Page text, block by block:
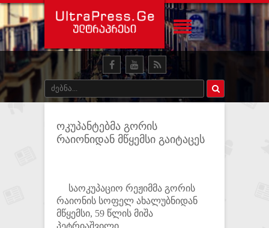
ოკუპანტებმა გორის
რაიონიდან მწყემსი გაიტაცეს
საოკუპაციო რეჟიმმა გორის
რაიონის სოფელ ახალუბნიდან
მწყემსი, 59 წლის მიშა
პეტრიაშვილი